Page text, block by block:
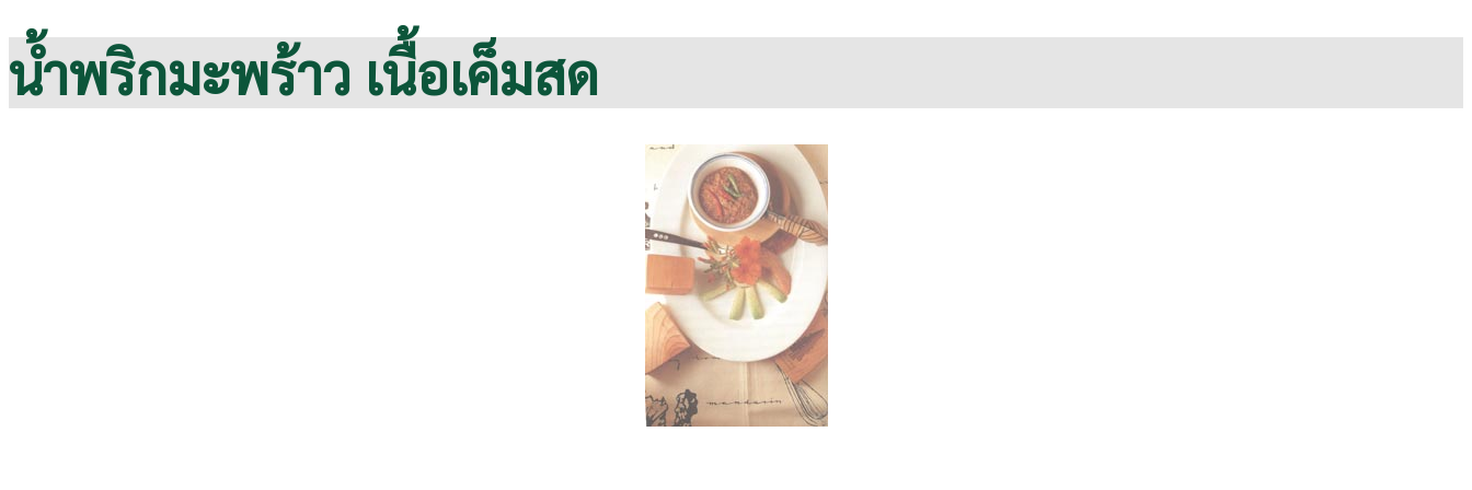
น้ำพริกมะพร้าว เนื้อเค็มสด